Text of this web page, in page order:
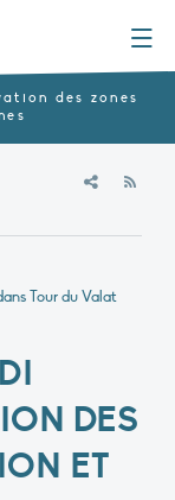
des zones
Tour du Valat
DES
ET